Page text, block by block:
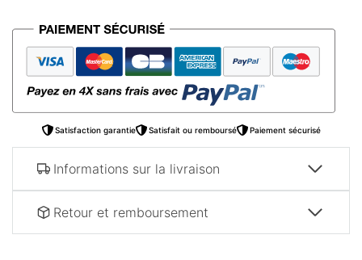
oriental
Tapis
beige
Satisfaction garantie Satisfait ou remboursé Paiement sécurisé
Informations sur la livraison
Retour et remboursement